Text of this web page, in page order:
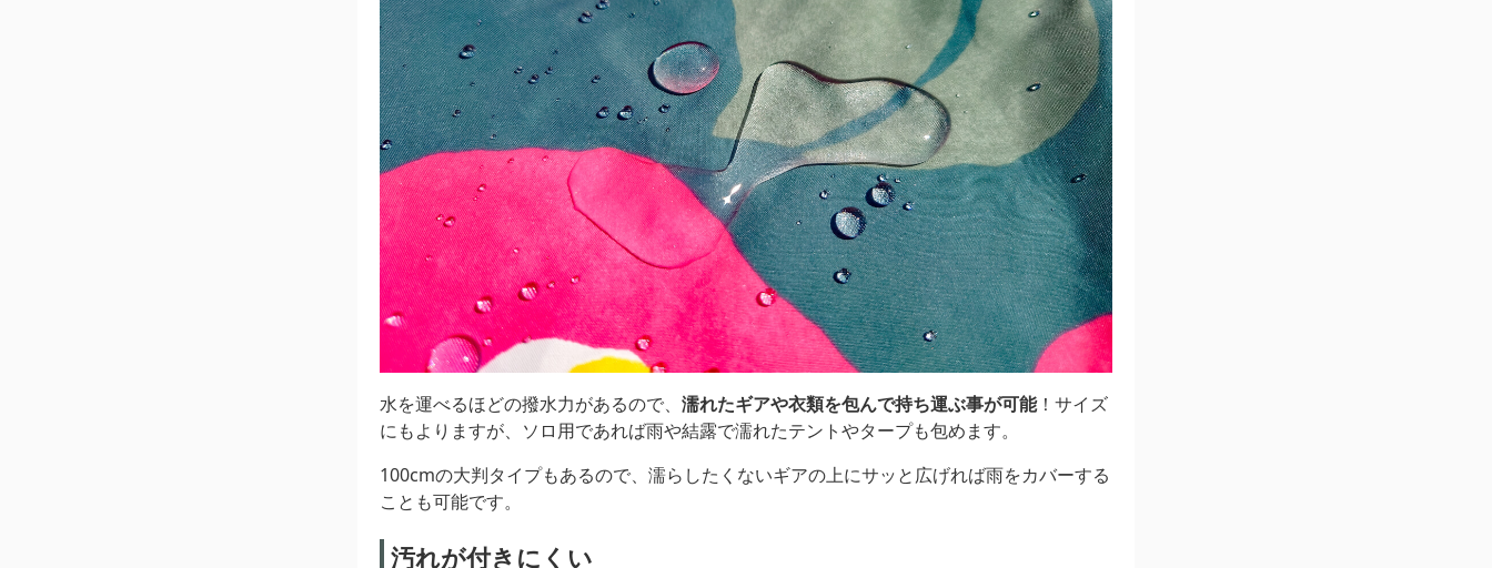
水を運べるほどの撥水力があるので、 濡れたギアや衣類を包んで持ち運ぶ事が可能！サイズ
にもよりますが、ソロ用であれば雨や結露で濡れたテントやタープも包めます。
100cmの大判タイプもあるので、濡らしたくないギアの上にサッと広げれば雨をカバーする
ことも可能です。
汚れが付きにくい